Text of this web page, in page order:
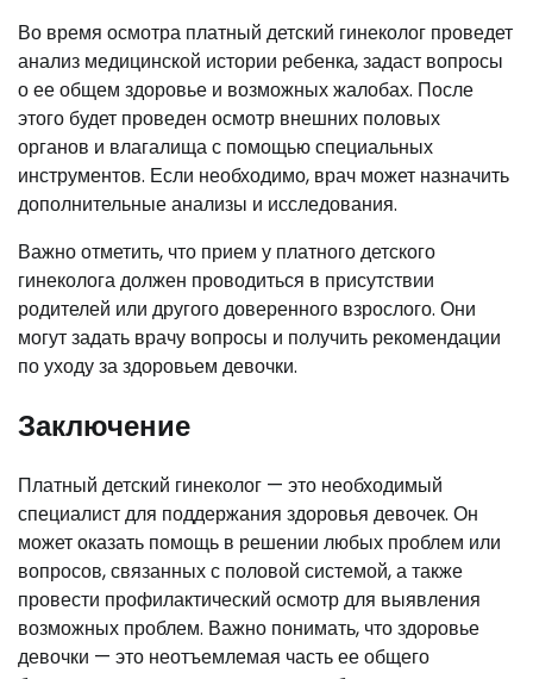
Во время осмотра платный детский гинеколог проведет
анализ медицинской истории ребенка, задаст вопросы
о ее общем здоровье и возможных жалобах. После
этого будет проведен осмотр внешних половых
органов и влагалища с помощью специальных
инструментов. Если необходимо, врач может назначить
дополнительные анализы и исследования.
Важно отметить, что прием у платного детского
гинеколога должен проводиться в присутствии
родителей или другого доверенного взрослого. Они
могут задать врачу вопросы и получить рекомендации
по уходу за здоровьем девочки.
Заключение
Платный детский гинеколог — это необходимый
специалист для поддержания здоровья девочек. Он
может оказать помощь в решении любых проблем или
вопросов, связанных с половой системой, а также
провести профилактический осмотр для выявления
возможных проблем. Важно понимать, что здоровье
девочки — это неотъемлемая часть ее общего